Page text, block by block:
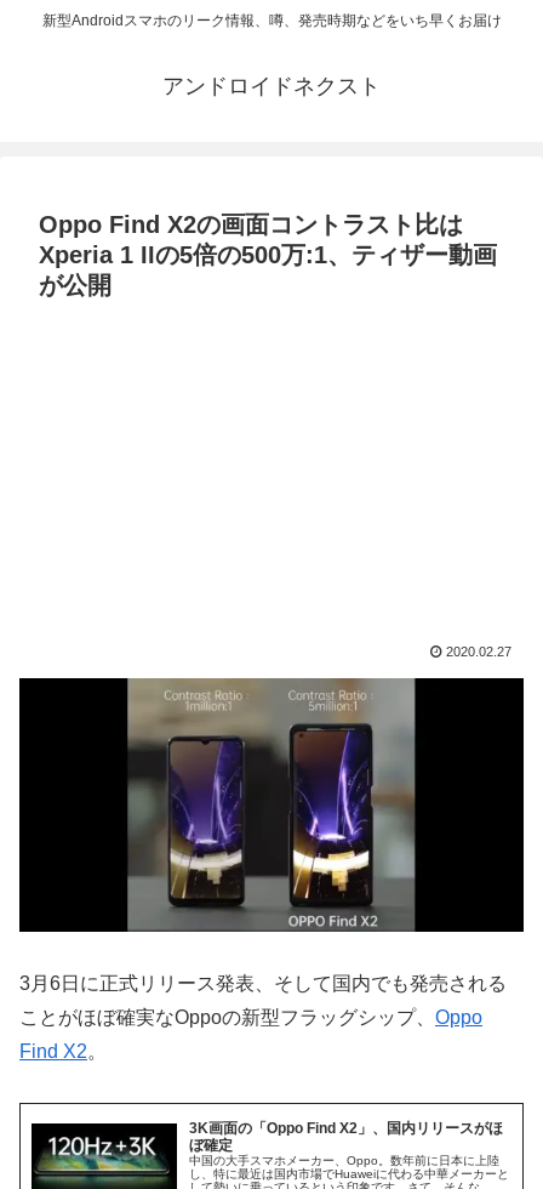
新型Androidスマホのリーク情報、噂、発売時期などをいち早くお届け
アンドロイドネクスト
Oppo Find X2の画面コントラスト比は
Xperia 1 IIの5倍の500万:1、ティザー動画
が公開
2020.02.27
3月6日に正式リリース発表、そして国内でも発売される
ことがほぼ確実なOppoの新型フラッグシップ、 Oppo
Find X2。
3K画面の「Oppo Find X2」、国内リリースがほ
ぼ確定
中国の大手スマホメーカー、Oppo。数年前に日本に上陸
し、特に最近は国内市場でHuaweiに代わる中華メーカーと